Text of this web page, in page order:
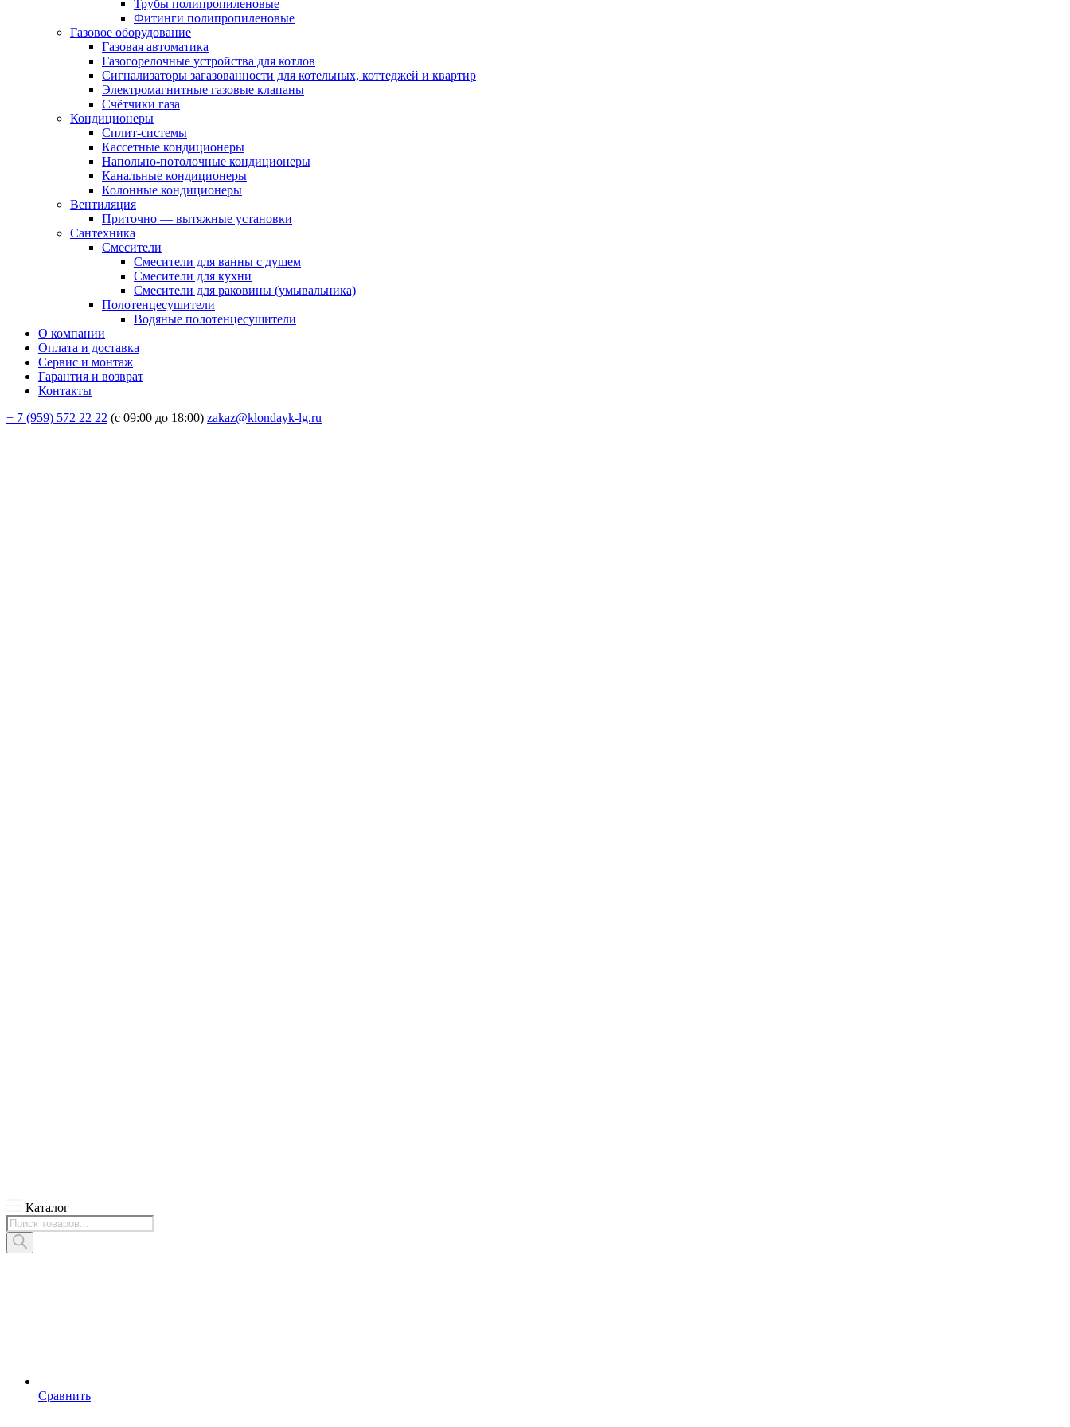
Трубы полипропиленовые
Фитинги полипропиленовые
Газовое оборудование
Газовая автоматика
Газогорелочные устройства для котлов
Сигнализаторы загазованности для котельных, коттеджей и квартир
Электромагнитные газовые клапаны
Счётчики газа
Кондиционеры
Сплит-системы
Кассетные кондиционеры
Напольно-потолочные кондиционеры
Канальные кондиционеры
Колонные кондиционеры
Вентиляция
Приточно — вытяжные установки
Сантехника
Смесители
Смесители для ванны с душем
Смесители для кухни
Смесители для раковины (умывальника)
Полотенцесушители
Водяные полотенцесушители
О компании
Оплата и доставка
Сервис и монтаж
Гарантия и возврат
Контакты
+ 7 (959) 572 22 22 (с 09:00 до 18:00) zakaz@klondayk-lg.ru
Каталог
Поиск
товаров
Сравнить